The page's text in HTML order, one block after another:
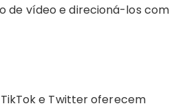
de vídeo e direcioná-los com
e Twitter oferecem